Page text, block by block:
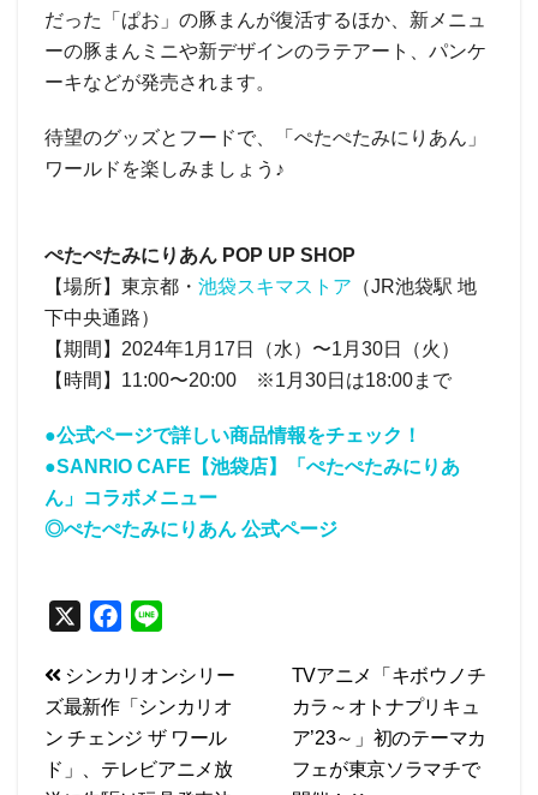
だった「ぱお」の豚まんが復活するほか、新メニュ
ーの豚まんミニや新デザインのラテアート、パンケ
ーキなどが発売されます。
待望のグッズとフードで、「ぺたぺたみにりあん」
ワールドを楽しみましょう♪
ぺたぺたみにりあん POP UP SHOP
【場所】東京都・ 池袋スキマストア （JR池袋駅 地
下中央通路）
【期間】2024年1月17日（水）〜1月30日（火）
【時間】11:00〜20:00 ※1月30日は18:00まで
●公式ページで詳しい商品情報をチェック！
●SANRIO CAFE【池袋店】「ぺたぺたみにりあ
ん」コラボメニュー
◎ぺたぺたみにりあん 公式ページ
c
e
b
o
n
e
投
稿
ナ
TVアニメ「キボウノチ
カラ～オトナプリキュ
ア’23～」初のテーマカ
フェが東京ソラマチで
シンカリオンシリー
ズ最新作「シンカリオ
ン チェンジ ザ ワール
ド」、テレビアニメ放